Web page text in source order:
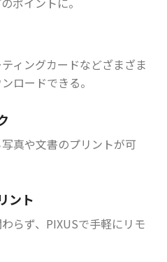
ィングカードなどざまざま
ロードできる。
真や文書のプリントが可
ント
らず、PIXUSで手軽にリモ